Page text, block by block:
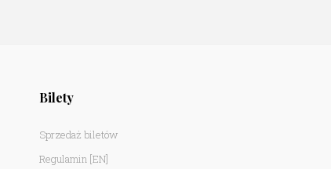
Bilety
Sprzedaż biletów
Regulamin [EN]